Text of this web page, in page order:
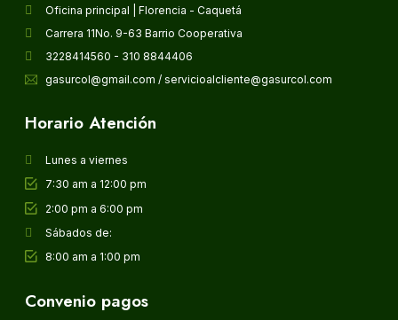
Oficina principal | Florencia - Caquetá
Carrera 11No. 9-63 Barrio Cooperativa
3228414560 - 310 8844406
gasurcol@gmail.com / servicioalcliente@gasurcol.com
Horario Atención
Lunes a viernes
7:30 am a 12:00 pm
2:00 pm a 6:00 pm
Sábados de:
8:00 am a 1:00 pm
Convenio pagos